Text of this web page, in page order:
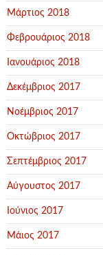
Μάρτιος 2018
Φεβρουάριος 2018
Ιανουάριος 2018
Δεκέμβριος 2017
Νοέμβριος 2017
Οκτώβριος 2017
Σεπτέμβριος 2017
Αύγουστος 2017
Ιούνιος 2017
Μάιος 2017